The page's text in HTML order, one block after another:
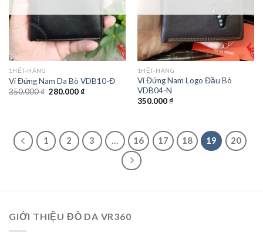
1HẾT-HÀNG
Ví Đứng Nam Da Bò VDB10-Đ
350.000₫ 280.000₫
1HẾT-HÀNG
Ví Đứng Nam Logo Đầu Bò
VDB04-N
350.000₫
1 2 3 … 16 17 18 19 20
GIỚI THIỆU ĐỒ DA VR360